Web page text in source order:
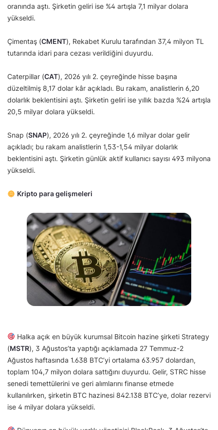
oranında aştı. Şirketin geliri ise %4 artışla 7,1 milyar dolara
yükseldi.
Çimentaş (CMENT), Rekabet Kurulu tarafından 37,4 milyon TL
tutarında idari para cezası verildiğini duyurdu.
Caterpillar (CAT), 2026 yılı 2. çeyreğinde hisse başına
düzeltilmiş 8,17 dolar kâr açıkladı. Bu rakam, analistlerin 6,20
dolarlık beklentisini aştı. Şirketin geliri ise yıllık bazda %24 artışla
20,5 milyar dolara yükseldi.
Snap (SNAP), 2026 yılı 2. çeyreğinde 1,6 milyar dolar gelir
açıkladı; bu rakam analistlerin 1,53-1,54 milyar dolarlık
beklentisini aştı. Şirketin günlük aktif kullanıcı sayısı 493 milyona
yükseldi.
Kripto para gelişmeleri
Halka açık en büyük kurumsal Bitcoin hazine şirketi Strategy
(MSTR), 3 Ağustos’ta yaptığı açıklamada 27 Temmuz-2
Ağustos haftasında 1.638 BTC’yi ortalama 63.957 dolardan,
toplam 104,7 milyon dolara sattığını duyurdu. Gelir, STRC hisse
senedi temettülerini ve geri alımlarını finanse etmede
kullanılırken, şirketin BTC hazinesi 842.138 BTC’ye, dolar rezervi
ise 4 milyar dolara yükseldi.